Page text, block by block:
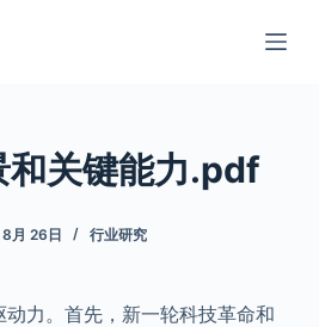
和关键能力.pdf
月 26日 行业研究
力。首先，新一轮科技革命和